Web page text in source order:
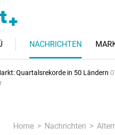
NACHRICHTEN
Quartalsrekorde in 50 Ländern
Home Nachrichten